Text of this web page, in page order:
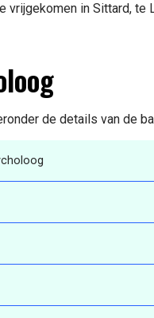
vrijgekomen in Sittard, te
de details van de